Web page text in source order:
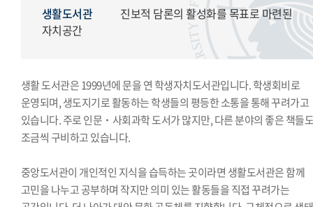
생활도서관
학생복지위원회
영상사업단
한국외대통역협회
한국외대119학군단
생활도서관
진보적 담론의 활성화를 목표로 마련된
자치공간
생활 도서관은 1999년에 문을 연 학생자치도서관입니다. 학생회비로
운영되며, 생도지기로 활동하는 학생들의 평등한 소통을 통해 꾸려가고
있습니다. 주로 인문˙사회과학 도서가 많지만, 다른 분야의 좋은 책들
조금씩 구비하고 있습니다.
중앙도서관이 개인적인 지식을 습득하는 곳이라면 생활도서관은 함께
고민을 나누고 공부하며 작지만 의미 있는 활동들을 직접 꾸려가는